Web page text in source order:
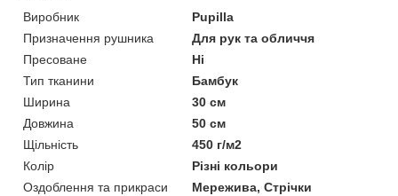
Виробник
Pupilla
Призначення рушника
Для рук та обличчя
Пресоване
Ні
Тип тканини
Бамбук
Ширина
30 см
Довжина
50 см
Щільність
450 г/м2
Колір
Різні кольори
Оздоблення та прикраси
Мережива, Стрічки